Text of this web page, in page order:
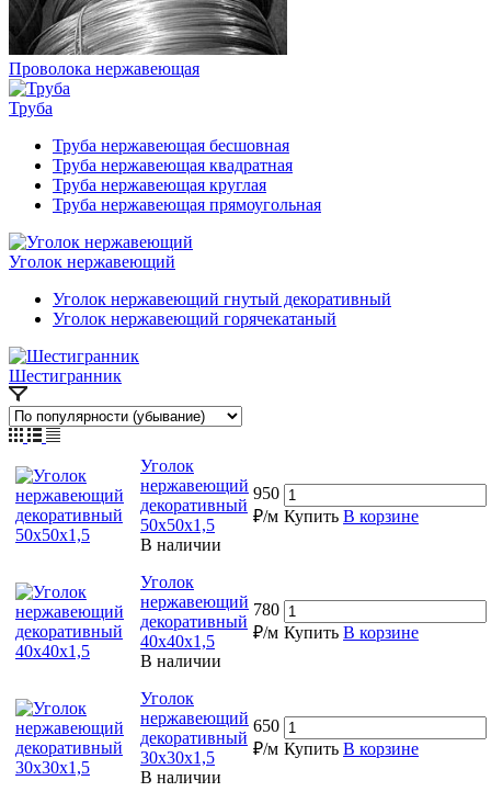
Проволока нержавеющая
Труба
Труба нержавеющая бесшовная
Труба нержавеющая квадратная
Труба нержавеющая круглая
Труба нержавеющая прямоугольная
Уголок нержавеющий
Уголок нержавеющий гнутый декоративный
Уголок нержавеющий горячекатаный
Шестигранник
Уголок
нержавеющий
декоративный
50х50х1,5
В наличии
950
₽/м Купить В корзине
Уголок
нержавеющий
декоративный
40х40х1,5
В наличии
780
₽/м Купить В корзине
Уголок
нержавеющий
декоративный
30х30х1,5
В наличии
650
₽/м Купить В корзине